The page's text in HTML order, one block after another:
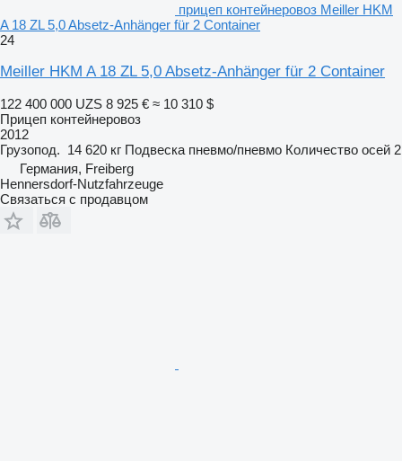
прицеп контейнеровоз Meiller HKM
A 18 ZL 5,0 Absetz-Anhänger für 2 Container
24
Meiller HKM A 18 ZL 5,0 Absetz-Anhänger für 2 Container
122 400 000 UZS 8 925 € ≈ 10 310 $
Прицеп контейнеровоз
2012
Грузопод. 14 620 кг Подвеска пневмо/пневмо Количество осей 2
Германия, Freiberg
Hennersdorf-Nutzfahrzeuge
Связаться с продавцом